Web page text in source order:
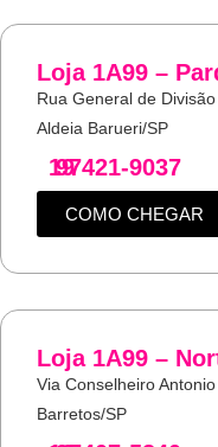
Loja 1A99 –
Rua General de
Aldeia Barueri/SP
19
97421-9037
COMO CHEGAR
Loja 1A99 –
Via Conselheiro
Barretos/SP